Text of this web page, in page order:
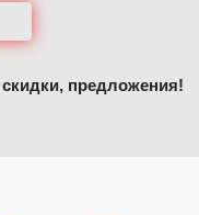
предложения!